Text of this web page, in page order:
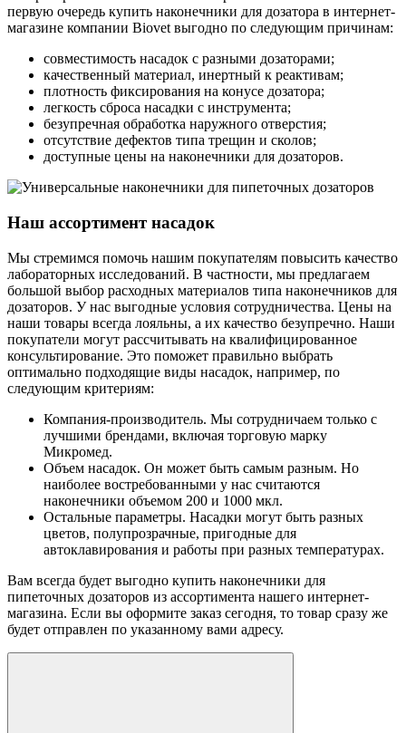
первую очередь купить наконечники для дозатора в интернет-
магазине компании Biovet выгодно по следующим причинам:
совместимость насадок с разными дозаторами;
качественный материал, инертный к реактивам;
плотность фиксирования на конусе дозатора;
легкость сброса насадки с инструмента;
безупречная обработка наружного отверстия;
отсутствие дефектов типа трещин и сколов;
доступные цены на наконечники для дозаторов.
Наш ассортимент насадок
Мы стремимся помочь нашим покупателям повысить качество
лабораторных исследований. В частности, мы предлагаем
большой выбор расходных материалов типа наконечников для
дозаторов. У нас выгодные условия сотрудничества. Цены на
наши товары всегда лояльны, а их качество безупречно. Наши
покупатели могут рассчитывать на квалифицированное
консультирование. Это поможет правильно выбрать
оптимально подходящие виды насадок, например, по
следующим критериям:
Компания-производитель. Мы сотрудничаем только с
лучшими брендами, включая торговую марку
Микромед.
Объем насадок. Он может быть самым разным. Но
наиболее востребованными у нас считаются
наконечники объемом 200 и 1000 мкл.
Остальные параметры. Насадки могут быть разных
цветов, полупрозрачные, пригодные для
автоклавирования и работы при разных температурах.
Вам всегда будет выгодно купить наконечники для
пипеточных дозаторов из ассортимента нашего интернет-
магазина. Если вы оформите заказ сегодня, то товар сразу же
будет отправлен по указанному вами адресу.